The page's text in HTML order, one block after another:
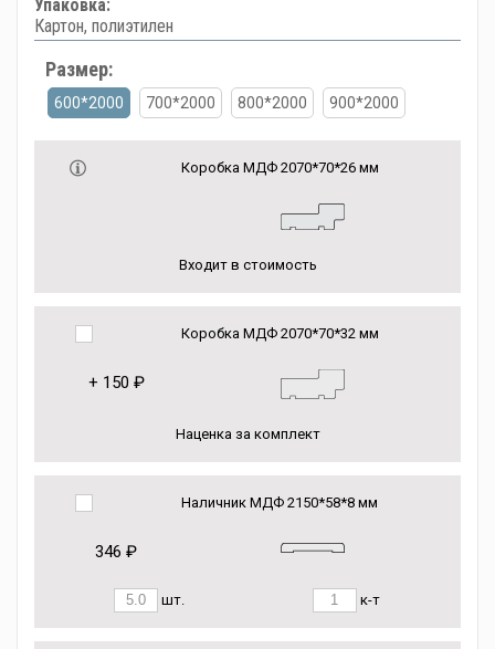
Упаковка:
Картон, полиэтилен
Размер:
600*2000 700*2000 800*2000 900*2000
Коробка МДФ 2070*70*26 мм
Входит в стоимость
Коробка МДФ 2070*70*32 мм
+ 150 ₽
Наценка за комплект
Наличник МДФ 2150*58*8 мм
346 ₽
шт. к-т